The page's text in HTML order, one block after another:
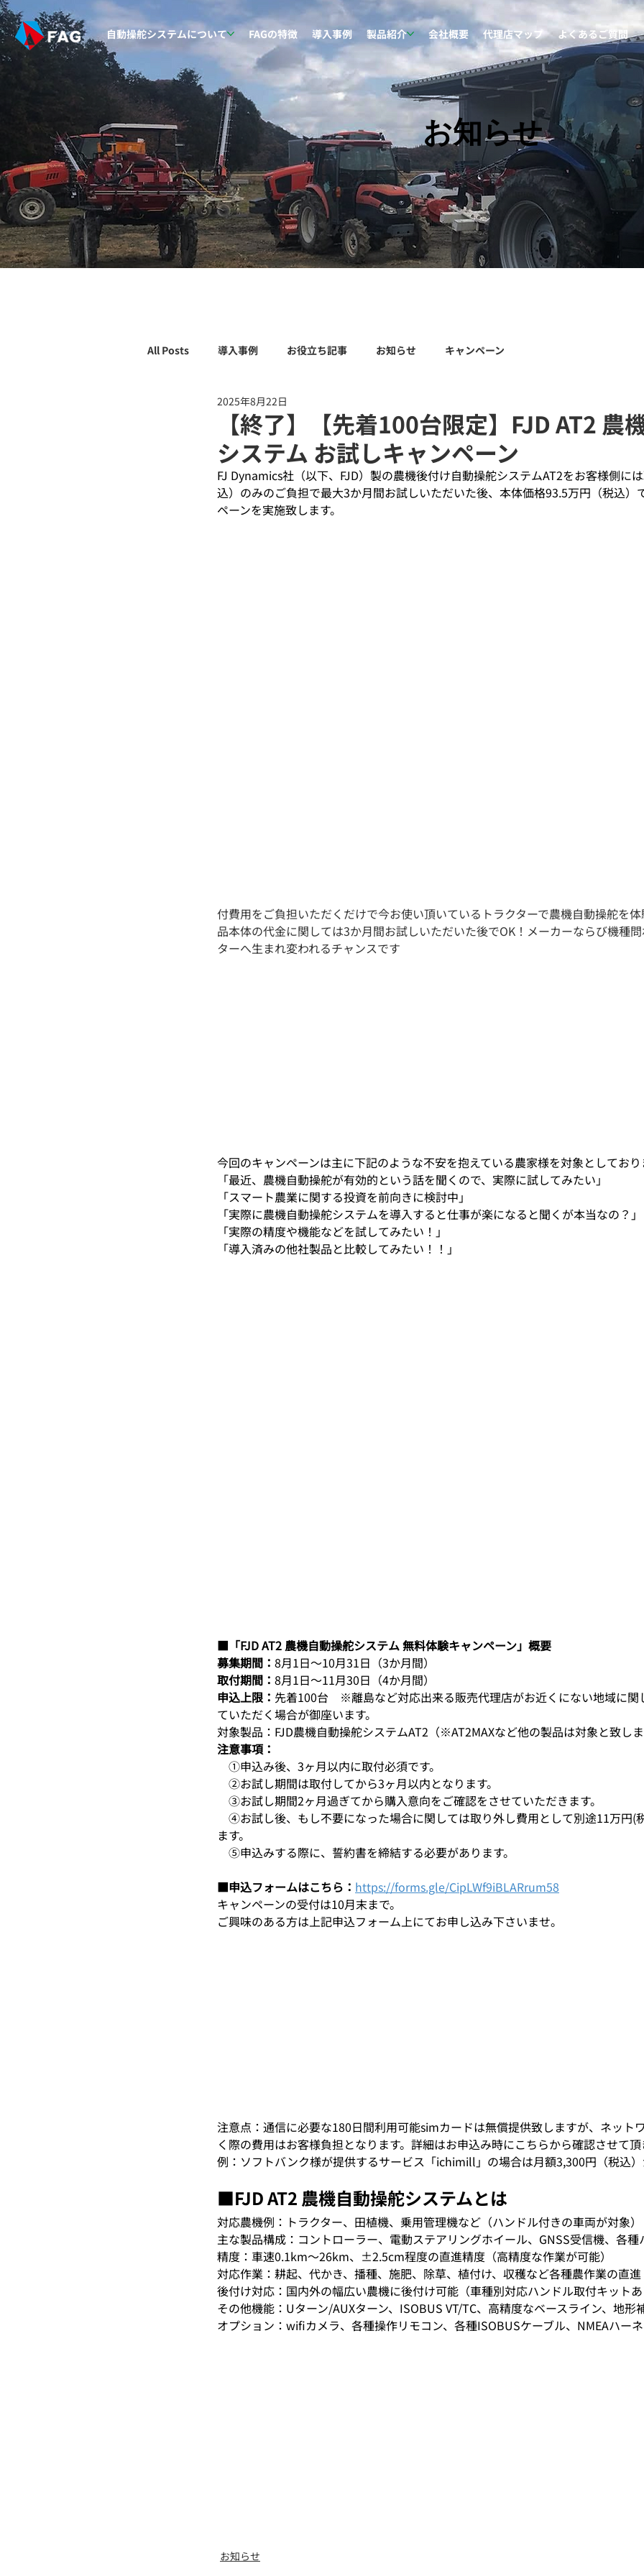
自動操舵システムについて FAGの特徴 導入事例 製品紹介 会社概要 代理店マップ よくあるご質問
お知らせ
All Posts 導入事例 お役立ち記事 お知らせ キャンペーン
【終了】【先着100台限定】FJD AT2 農
システム お試しキャンペーン
2025年8月22日
FJ Dynamics社（以下、FJD）製の農機後付け自動操舵システムAT2をお客様側に
込）のみのご負担で最大3か月間お試しいただいた後、本体価格93.5万円（税込）
ペーンを実施致します。
付費用をご負担いただくだけで今お使い頂いているトラクターで農機自動操舵を
品本体の代金に関しては3か月間お試しいただいた後でOK！メーカーならび機種
ターへ生まれ変われるチャンスです
今回のキャンペーンは主に下記のような不安を抱えている農家様を対象としており
「最近、農機自動操舵が有効的という話を聞くので、実際に試してみたい」
「スマート農業に関する投資を前向きに検討中」
「実際に農機自動操舵システムを導入すると仕事が楽になると聞くが本当なの？」
「実際の精度や機能などを試してみたい！」
「導入済みの他社製品と比較してみたい！！」
■「FJD AT2 農機自動操舵システム 無料体験キャンペーン」概要
募集期間： 8月1日～10月31日（3か月間）
取付期間： 8月1日～11月30日（4か月間）
申込上限： 先着100台　※離島など対応出来る販売代理店がお近くにない地域に関
ていただく場合が御座います。
対象製品：FJD農機自動操舵システムAT2（※AT2MAXなど他の製品は対象と致し
注意事項：
①申込み後、3ヶ月以内に取付必須です。
②お試し期間は取付してから3ヶ月以内となります。
③お試し期間2ヶ月過ぎてから購入意向をご確認をさせていただきます。
④お試し後、もし不要になった場合に関しては取り外し費用として別途11万円(
ます。
⑤申込みする際に、誓約書を締結する必要があります。
■申込フォームはこちら： https://forms.gle/CipLWf9iBLARrum58
キャンペーンの受付は10月末まで。
ご興味のある方は上記申込フォーム上にてお申し込み下さいませ。
注意点：通信に必要な180日間利用可能simカードは無償提供致しますが、ネット
く際の費用はお客様負担となります。詳細はお申込み時にこちらから確認させて
例：ソフトバンク様が提供するサービス「ichimill」の場合は月額3,300円（税込
■FJD AT2 農機自動操舵システムとは
対応農機例：トラクター、田植機、乗用管理機など（ハンドル付きの車両が対象）
主な製品構成：コントローラー、電動ステアリングホイール、GNSS受信機、各種
精度：車速0.1km～26km、±2.5cm程度の直進精度（高精度な作業が可能）
対応作業：耕起、代かき、播種、施肥、除草、植付け、収穫など各種農作業の直
後付け対応：国内外の幅広い農機に後付け可能（車種別対応ハンドル取付キット
その他機能：Uターン/AUXターン、ISOBUS VT/TC、高精度なベースライン、地形
オプション：wifiカメラ、各種操作リモコン、各種ISOBUSケーブル、NMEAハー
お知らせ